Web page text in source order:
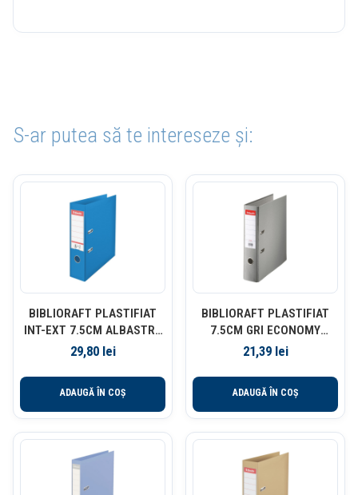
S-ar putea să te intereseze și:
BIBLIORAFT PLASTIFIAT
INT-EXT 7.5CM ALBASTRU
VIVIDA NR1 ESSELTE
29,80 lei
ADAUGĂ ÎN COȘ
BIBLIORAFT PLASTIFIAT
7.5CM GRI ECONOMY
ESSELTE
21,39 lei
ADAUGĂ ÎN COȘ